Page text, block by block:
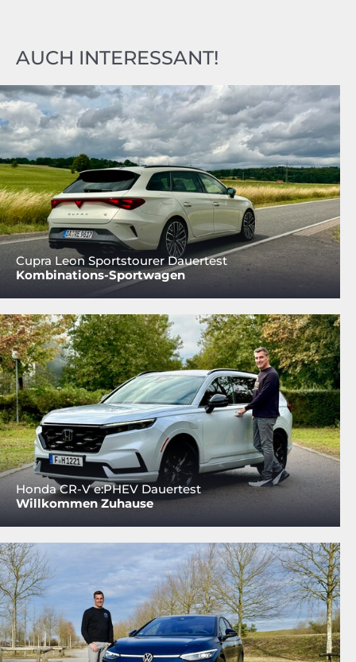
AUCH INTERESSANT!
Cupra Leon Sportstourer Dauertest
Kombinations-Sportwagen
Honda CR-V e:PHEV Dauertest
Willkommen Zuhause